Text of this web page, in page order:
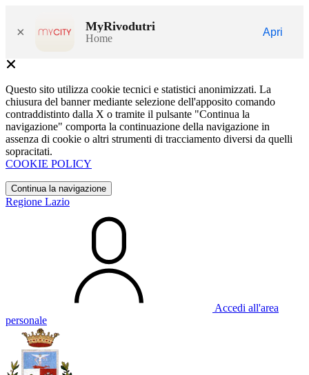
× MyRivodutri
Home
Apri
Questo sito utilizza cookie tecnici e statistici anonimizzati. La
chiusura del banner mediante selezione dell'apposito comando
contraddistinto dalla X o tramite il pulsante "Continua la
navigazione" comporta la continuazione della navigazione in
assenza di cookie o altri strumenti di tracciamento diversi da quelli
sopracitati.
COOKIE POLICY
Continua la navigazione
Regione Lazio
Accedi all'area
personale